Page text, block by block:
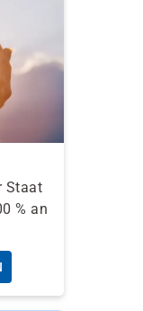
Staat
% an